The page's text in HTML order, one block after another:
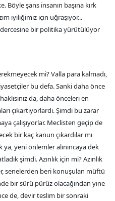
Böyle şans insanın başına kırk
iyiliğimiz için uğraşıyor...
bir politika yürütülüyor
mi? Valla para kalmadı,
bu defa. Sanki daha önce
da, daha önceleri en
çıkartıyorlardı. Şimdi bu zarar
çalışıyorlar. Meclisten geçip de
bir kaç kanun çıkardılar mı
yeni önlemler alınıncaya dek
şimdi. Azınlık için mi? Azınlık
senelerden beri konuşulan müftü
bir sürü pürüz olacağından yine
de, devir teslim bir sonraki